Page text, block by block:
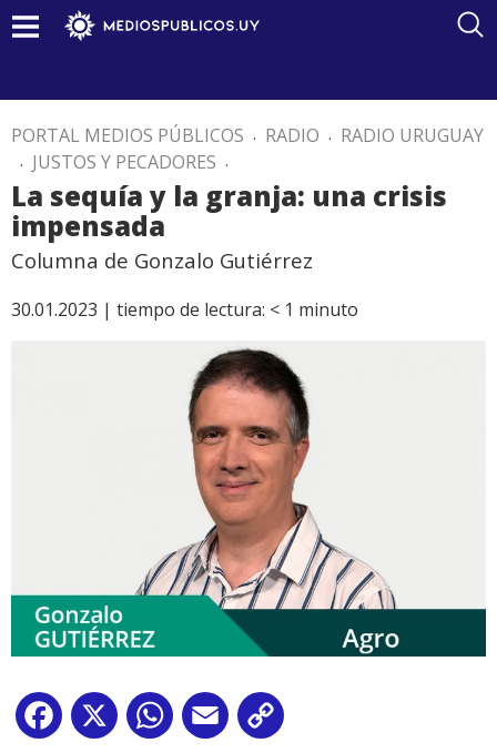
PORTAL MEDIOS PÚBLICOS . RADIO . RADIO URUGUAY
. JUSTOS Y PECADORES .
La sequía y la granja: una crisis
impensada
Columna de Gonzalo Gutiérrez
30.01.2023 | tiempo de lectura: < 1 minuto
Facebook
X WhatsApp
Email